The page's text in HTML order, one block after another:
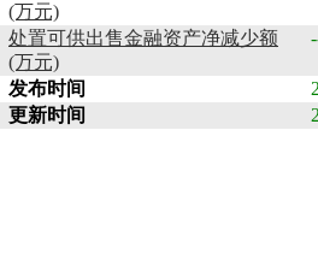
(万元)
处置可供出售金融资产净减少额
(万元)
发布时间
更新时间